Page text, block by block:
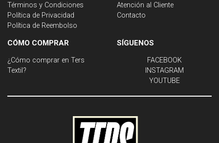
Términos y Condiciones
Política de Privacidad
Política de Reembolso
Atención al Cliente
Contacto
CÓMO COMPRAR
¿Cómo comprar en Ters
Textil?
SÍGUENOS
FACEBOOK
INSTAGRAM
YOUTUBE